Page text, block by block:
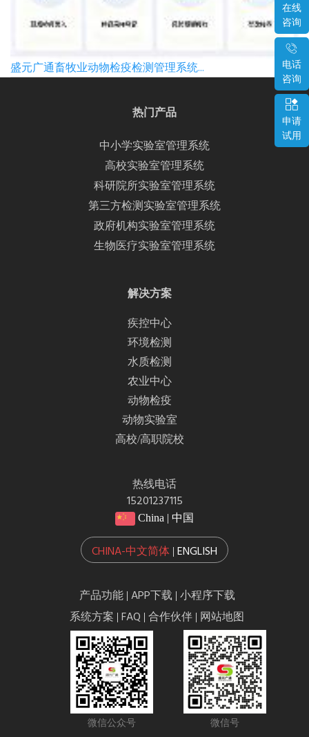
盛元广通畜牧业动物检疫检测管理系统...
在线
咨询
电话
咨询
申请
试用
热门产品
中小学实验室管理系统
高校实验室管理系统
科研院所实验室管理系统
第三方检测实验室管理系统
政府机构实验室管理系统
生物医疗实验室管理系统
解决方案
疾控中心
环境检测
水质检测
农业中心
动物检疫
动物实验室
高校/高职院校
热线电话
15201237115
China | 中国
CHINA-中文简体 | ENGLISH
产品功能 | APP下载 | 小程序下载
系统方案 | FAQ | 合作伙伴 | 网站地图
微信公众号 微信号